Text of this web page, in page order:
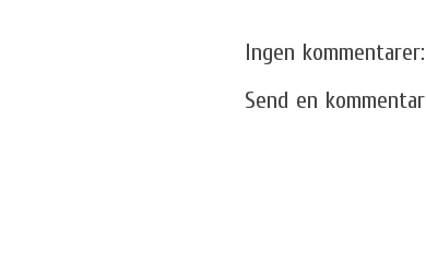
Ingen kommentarer:
Send en kommentar